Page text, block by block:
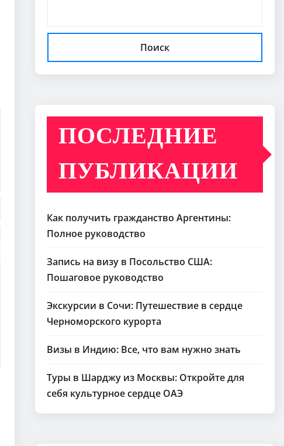
Поиск
ПОСЛЕДНИЕ
ПУБЛИКАЦИИ
Как получить гражданство Аргентины:
Полное руководство
Запись на визу в Посольство США:
Пошаговое руководство
Экскурсии в Сочи: Путешествие в сердце
Черноморского курорта
Визы в Индию: Все, что вам нужно знать
Туры в Шарджу из Москвы: Откройте для
себя культурное сердце ОАЭ